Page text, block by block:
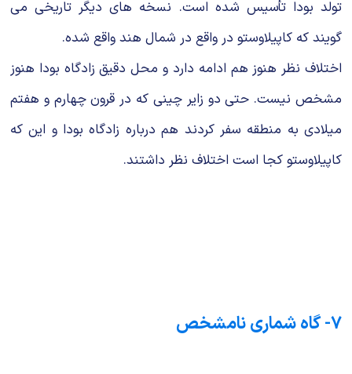
تولد بودا تأسیس شده است. نسخه های دیگر تاریخی می
گویند که کاپیلاوستو در واقع در شمال هند واقع شده.
اختلاف نظر هنوز هم ادامه دارد و محل دقیق زادگاه بودا هنوز
مشخص نیست. حتی دو زایر چینی که در قرون چهارم و هفتم
میلادی به منطقه سفر کردند هم درباره زادگاه بودا و این که
کاپیلاوستو کجا است اختلاف نظر داشتند.
7- گاه شماری نامشخص